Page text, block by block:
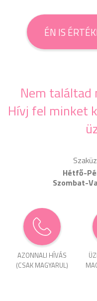
ÉN IS
Nem találtad
Hívj fel minket
Hétfő-
Szombat-
AZONNALI HÍVÁS
(CSAK MAGYARUL)